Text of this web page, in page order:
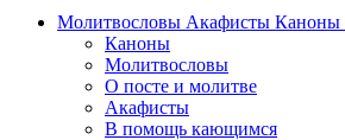
Молитвословы Акафисты Каноны
Каноны
Молитвословы
О посте и молитве
Акафисты
В помощь кающимся